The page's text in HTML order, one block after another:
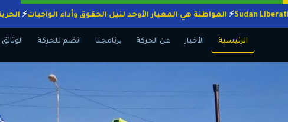
المواطنة هي المعيار الأوحد لنيل الحقوق وأداء الواجبات
الرئيسية الأخبار عن الحركة برنامجنا انضم للحركة الوثائق